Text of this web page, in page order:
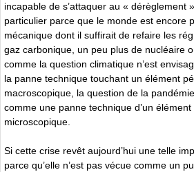
incapable de s’attaquer au « dérèglement
particulier parce que le monde est encore
mécanique dont il suffirait de refaire les
gaz carbonique, un peu plus de nucléaire
comme la question climatique n’est
la panne technique touchant un élément
macroscopique, la question de la
comme une panne technique d’un
microscopique.
Si cette crise revêt aujourd’hui une telle
parce qu’elle n’est pas vécue comme un